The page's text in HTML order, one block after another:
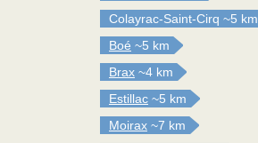
Colayrac-Saint-Cirq ~5 km
Boé ~5 km
Brax ~4 km
Estillac ~5 km
Moirax ~7 km